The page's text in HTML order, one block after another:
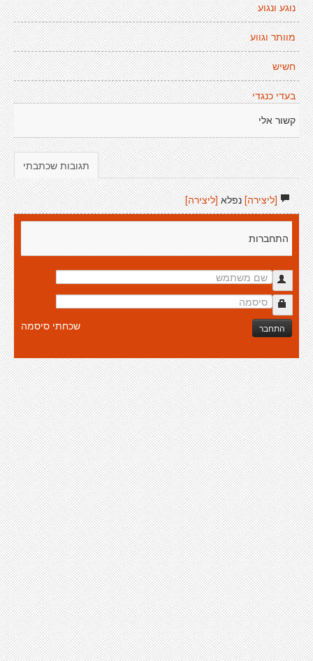
נוגע ונגוע
מוותר וגווע
חשיש
בעדי כנגדי
קשור אלי
תגובות שכתבתי
[ליצירה]נפלא[ליצירה]
התחברות
התחבר שכחתי סיסמה